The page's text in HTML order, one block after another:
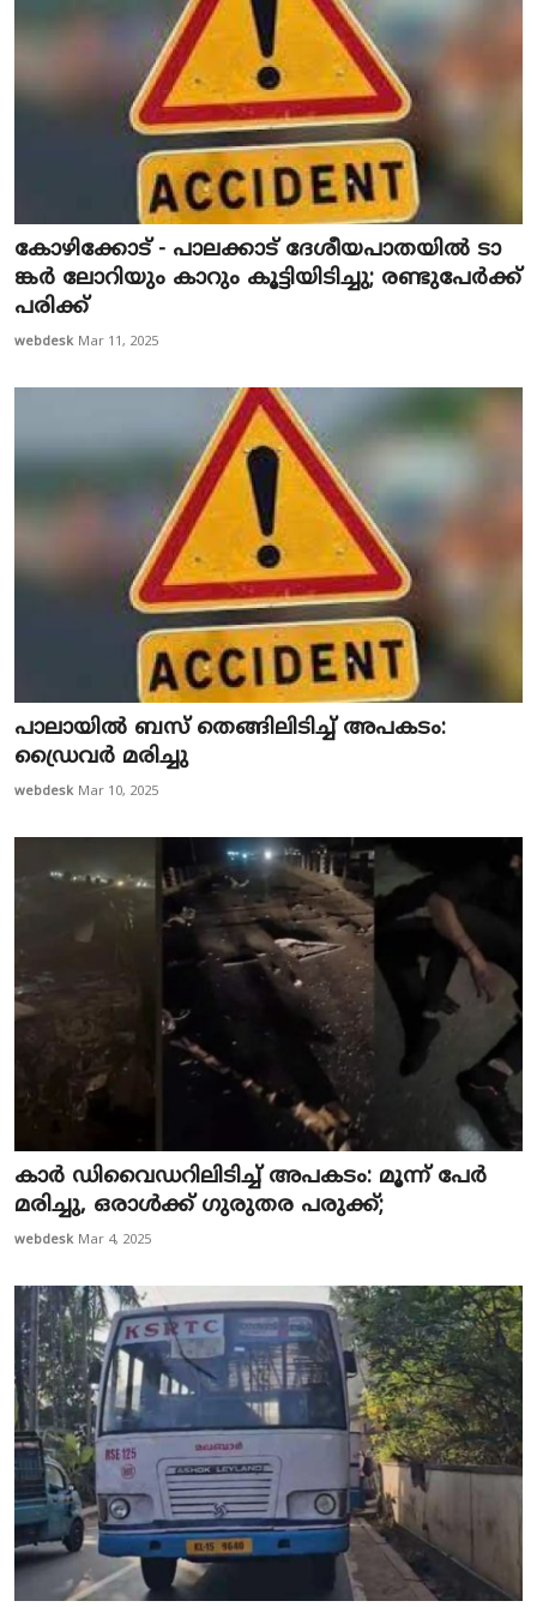
കോ​ഴി​ക്കോ​ട് - പാ​ല​ക്കാ​ട് ദേ​ശീ​യ​പാ​ത​യി​ൽ ടാ​
ങ്ക​ർ ലോ​റി​യും കാ​റും കൂ​ട്ടി​യി​ടി​ച്ചു; ര​ണ്ടു​പേ​ർ​ക്ക്
പ​രി​ക്ക്
webdesk Mar 11, 2025
പാലായിൽ ബസ് തെങ്ങിലിടിച്ച് അപകടം:
ഡ്രൈവർ മരിച്ചു
webdesk Mar 10, 2025
കാര്‍ ഡിവൈഡറിലിടിച്ച്‌ അപകടം: മൂന്ന് പേര്‍
മരിച്ചു, ഒരാള്‍ക്ക് ഗുരുതര പരുക്ക്;
webdesk Mar 4, 2025